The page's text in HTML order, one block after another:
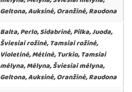
Geltona, Auksinė, Oranžinė, Raudona
Balta, Perlo, Sidabrinė, Pilka, Juoda,
Šviesiai rožinė, Tamsiai rožinė,
Violetinė, Mėtinė, Turkio, Tamsiai
mėlyna, Mėlyna, Šviesiai mėlyna,
Geltona, Auksinė, Oranžinė, Raudona